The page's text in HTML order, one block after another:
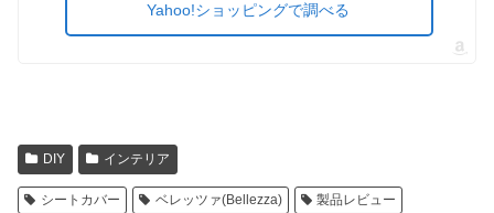
Yahoo!ショッピングで調べる
DIY インテリア
シートカバー ベレッツァ(Bellezza) 製品レビュー